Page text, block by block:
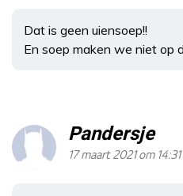
Dat is geen uiensoep!!
En soep maken we niet op
Pandersje
17 maart 2021 om 14:31